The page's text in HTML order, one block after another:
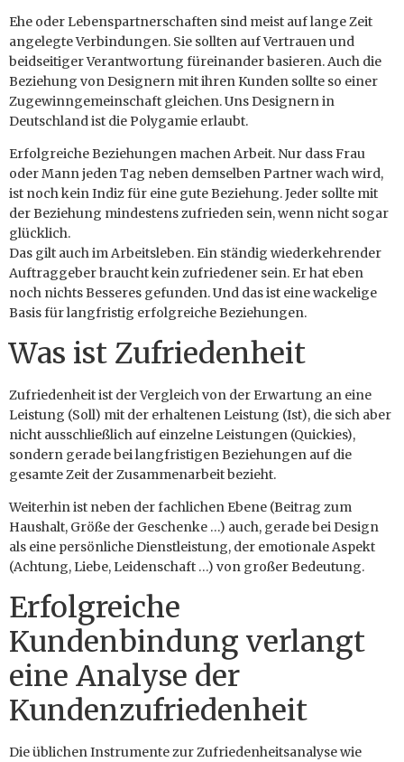
Ehe oder Lebenspartnerschaften sind meist auf lange Zeit
angelegte Verbindungen. Sie sollten auf Vertrauen und
beidseitiger Verantwortung füreinander basieren. Auch die
Beziehung von Designern mit ihren Kunden sollte so einer
Zugewinngemeinschaft gleichen. Uns Designern in
Deutschland ist die Polygamie erlaubt.
Erfolgreiche Beziehungen machen Arbeit. Nur dass Frau
oder Mann jeden Tag neben demselben Partner wach wird,
ist noch kein Indiz für eine gute Beziehung. Jeder sollte mit
der Beziehung mindestens zufrieden sein, wenn nicht sogar
glücklich.
Das gilt auch im Arbeitsleben. Ein ständig wiederkehrender
Auftraggeber braucht kein zufriedener sein. Er hat eben
noch nichts Besseres gefunden. Und das ist eine wackelige
Basis für langfristig erfolgreiche Beziehungen.
Was ist Zufriedenheit
Zufriedenheit ist der Vergleich von der Erwartung an eine
Leistung (Soll) mit der erhaltenen Leistung (Ist), die sich aber
nicht ausschließlich auf einzelne Leistungen (Quickies),
sondern gerade bei langfristigen Beziehungen auf die
gesamte Zeit der Zusammenarbeit bezieht.
Weiterhin ist neben der fachlichen Ebene (Beitrag zum
Haushalt, Größe der Geschenke …) auch, gerade bei Design
als eine persönliche Dienstleistung, der emotionale Aspekt
(Achtung, Liebe, Leidenschaft …) von großer Bedeutung.
Erfolgreiche
Kundenbindung verlangt
eine Analyse der
Kundenzufriedenheit
Die üblichen Instrumente zur Zufriedenheitsanalyse wie